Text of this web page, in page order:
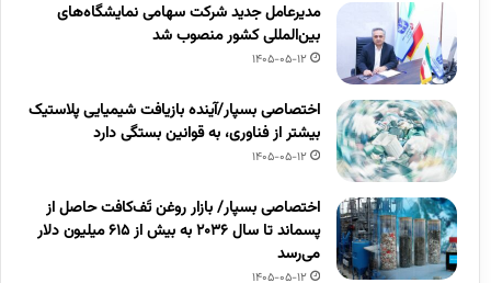
مدیرعامل جدید شرکت سهامی نمایشگاه‌های
بین‌المللی کشور منصوب شد
1405-05-12
اختصاصی بسپار/آینده بازیافت شیمیایی پلاستیک
بیشتر از فناوری، به قوانین بستگی دارد
1405-05-12
اختصاصی بسپار/ بازار روغن تَف‌کافت حاصل از
پسماند تا سال ۲۰۳۶ به بیش از ۶۱۵ میلیون دلار
می‌رسد
1405-05-12